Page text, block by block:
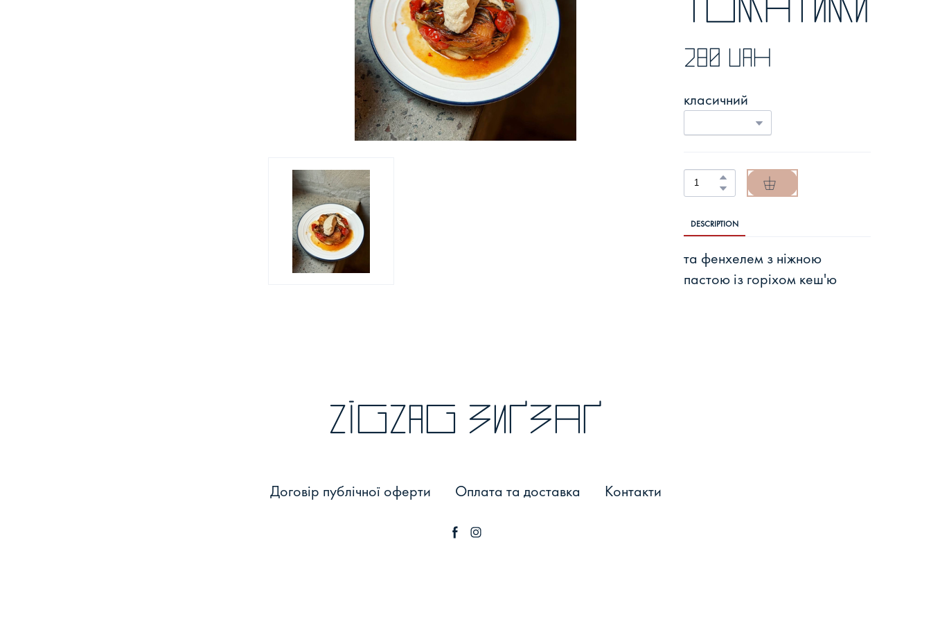
280 UAH
класичний
DESCRIPTION
та фенхелем з ніжною
пастою із горіхом кеш'ю
zigzag зиґзаґ
Договір публічної оферти Оплата та доставка Контакти